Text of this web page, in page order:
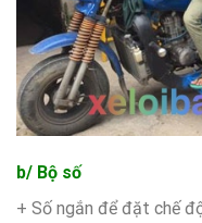
b/ Bộ số
+ Số ngắn để đặt chế